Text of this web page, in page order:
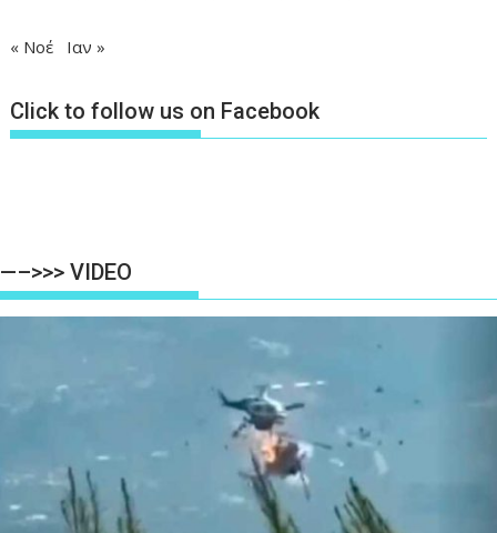
« Νοέ Ιαν »
Click to follow us on Facebook
—–>>> VIDEO